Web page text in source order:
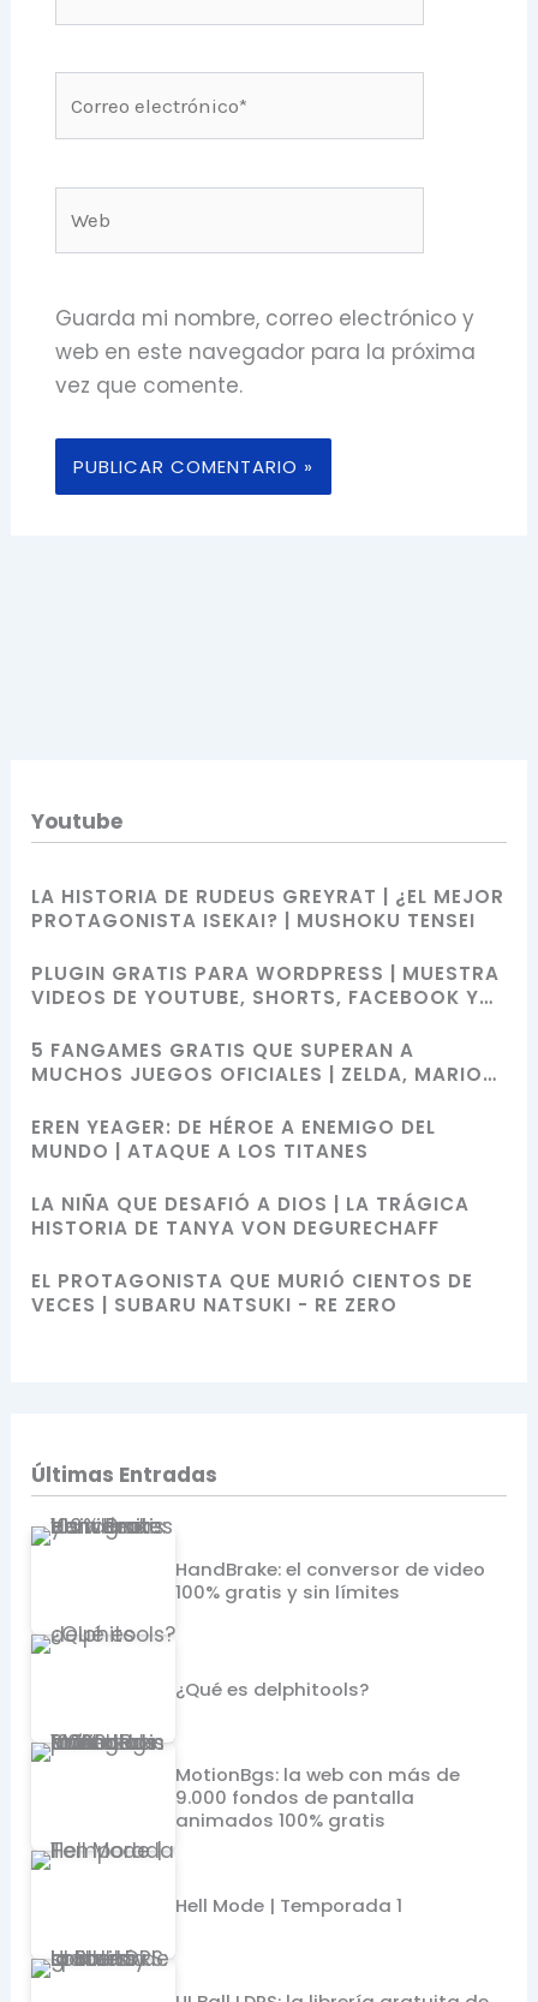
electrónico*
Guarda mi nombre, correo electrónico y
web en este navegador para la próxima
vez que comente.
Youtube
LA HISTORIA DE RUDEUS GREYRAT | ¿EL MEJOR
PROTAGONISTA ISEKAI? | MUSHOKU TENSEI
PLUGIN GRATIS PARA WORDPRESS | MUESTRA
VIDEOS DE YOUTUBE, SHORTS, FACEBOOK Y
5 FANGAMES GRATIS QUE SUPERAN A
MUCHOS JUEGOS OFICIALES | ZELDA, MARIO
EREN YEAGER: DE HÉROE A ENEMIGO DEL
MUNDO | ATAQUE A LOS TITANES
LA NIÑA QUE DESAFIÓ A DIOS | LA TRÁGICA
HISTORIA DE TANYA VON DEGURECHAFF
EL PROTAGONISTA QUE MURIÓ CIENTOS DE
VECES | SUBARU NATSUKI - RE ZERO
Últimas Entradas
HandBrake: el conversor de video
100% gratis y sin límites
¿Qué es delphitools?
MotionBgs: la web con más de
9.000 fondos de pantalla
animados 100% gratis
Hell Mode | Temporada 1